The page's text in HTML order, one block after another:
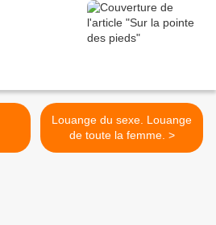
Louange du sexe. Louange
de toute la femme. >